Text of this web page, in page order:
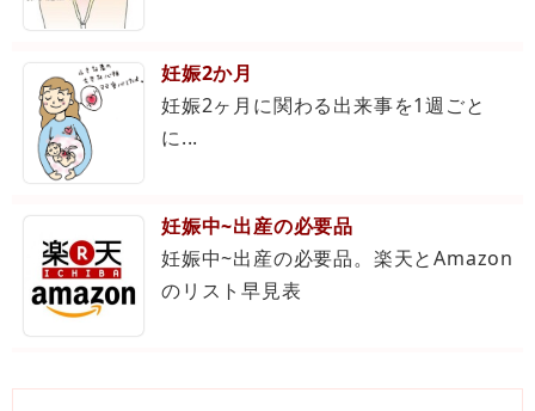
妊娠2か月
妊娠2ヶ月に関わる出来事を1週ごと
に...
妊娠中~出産の必要品
妊娠中~出産の必要品。楽天とAmazon
のリスト早見表